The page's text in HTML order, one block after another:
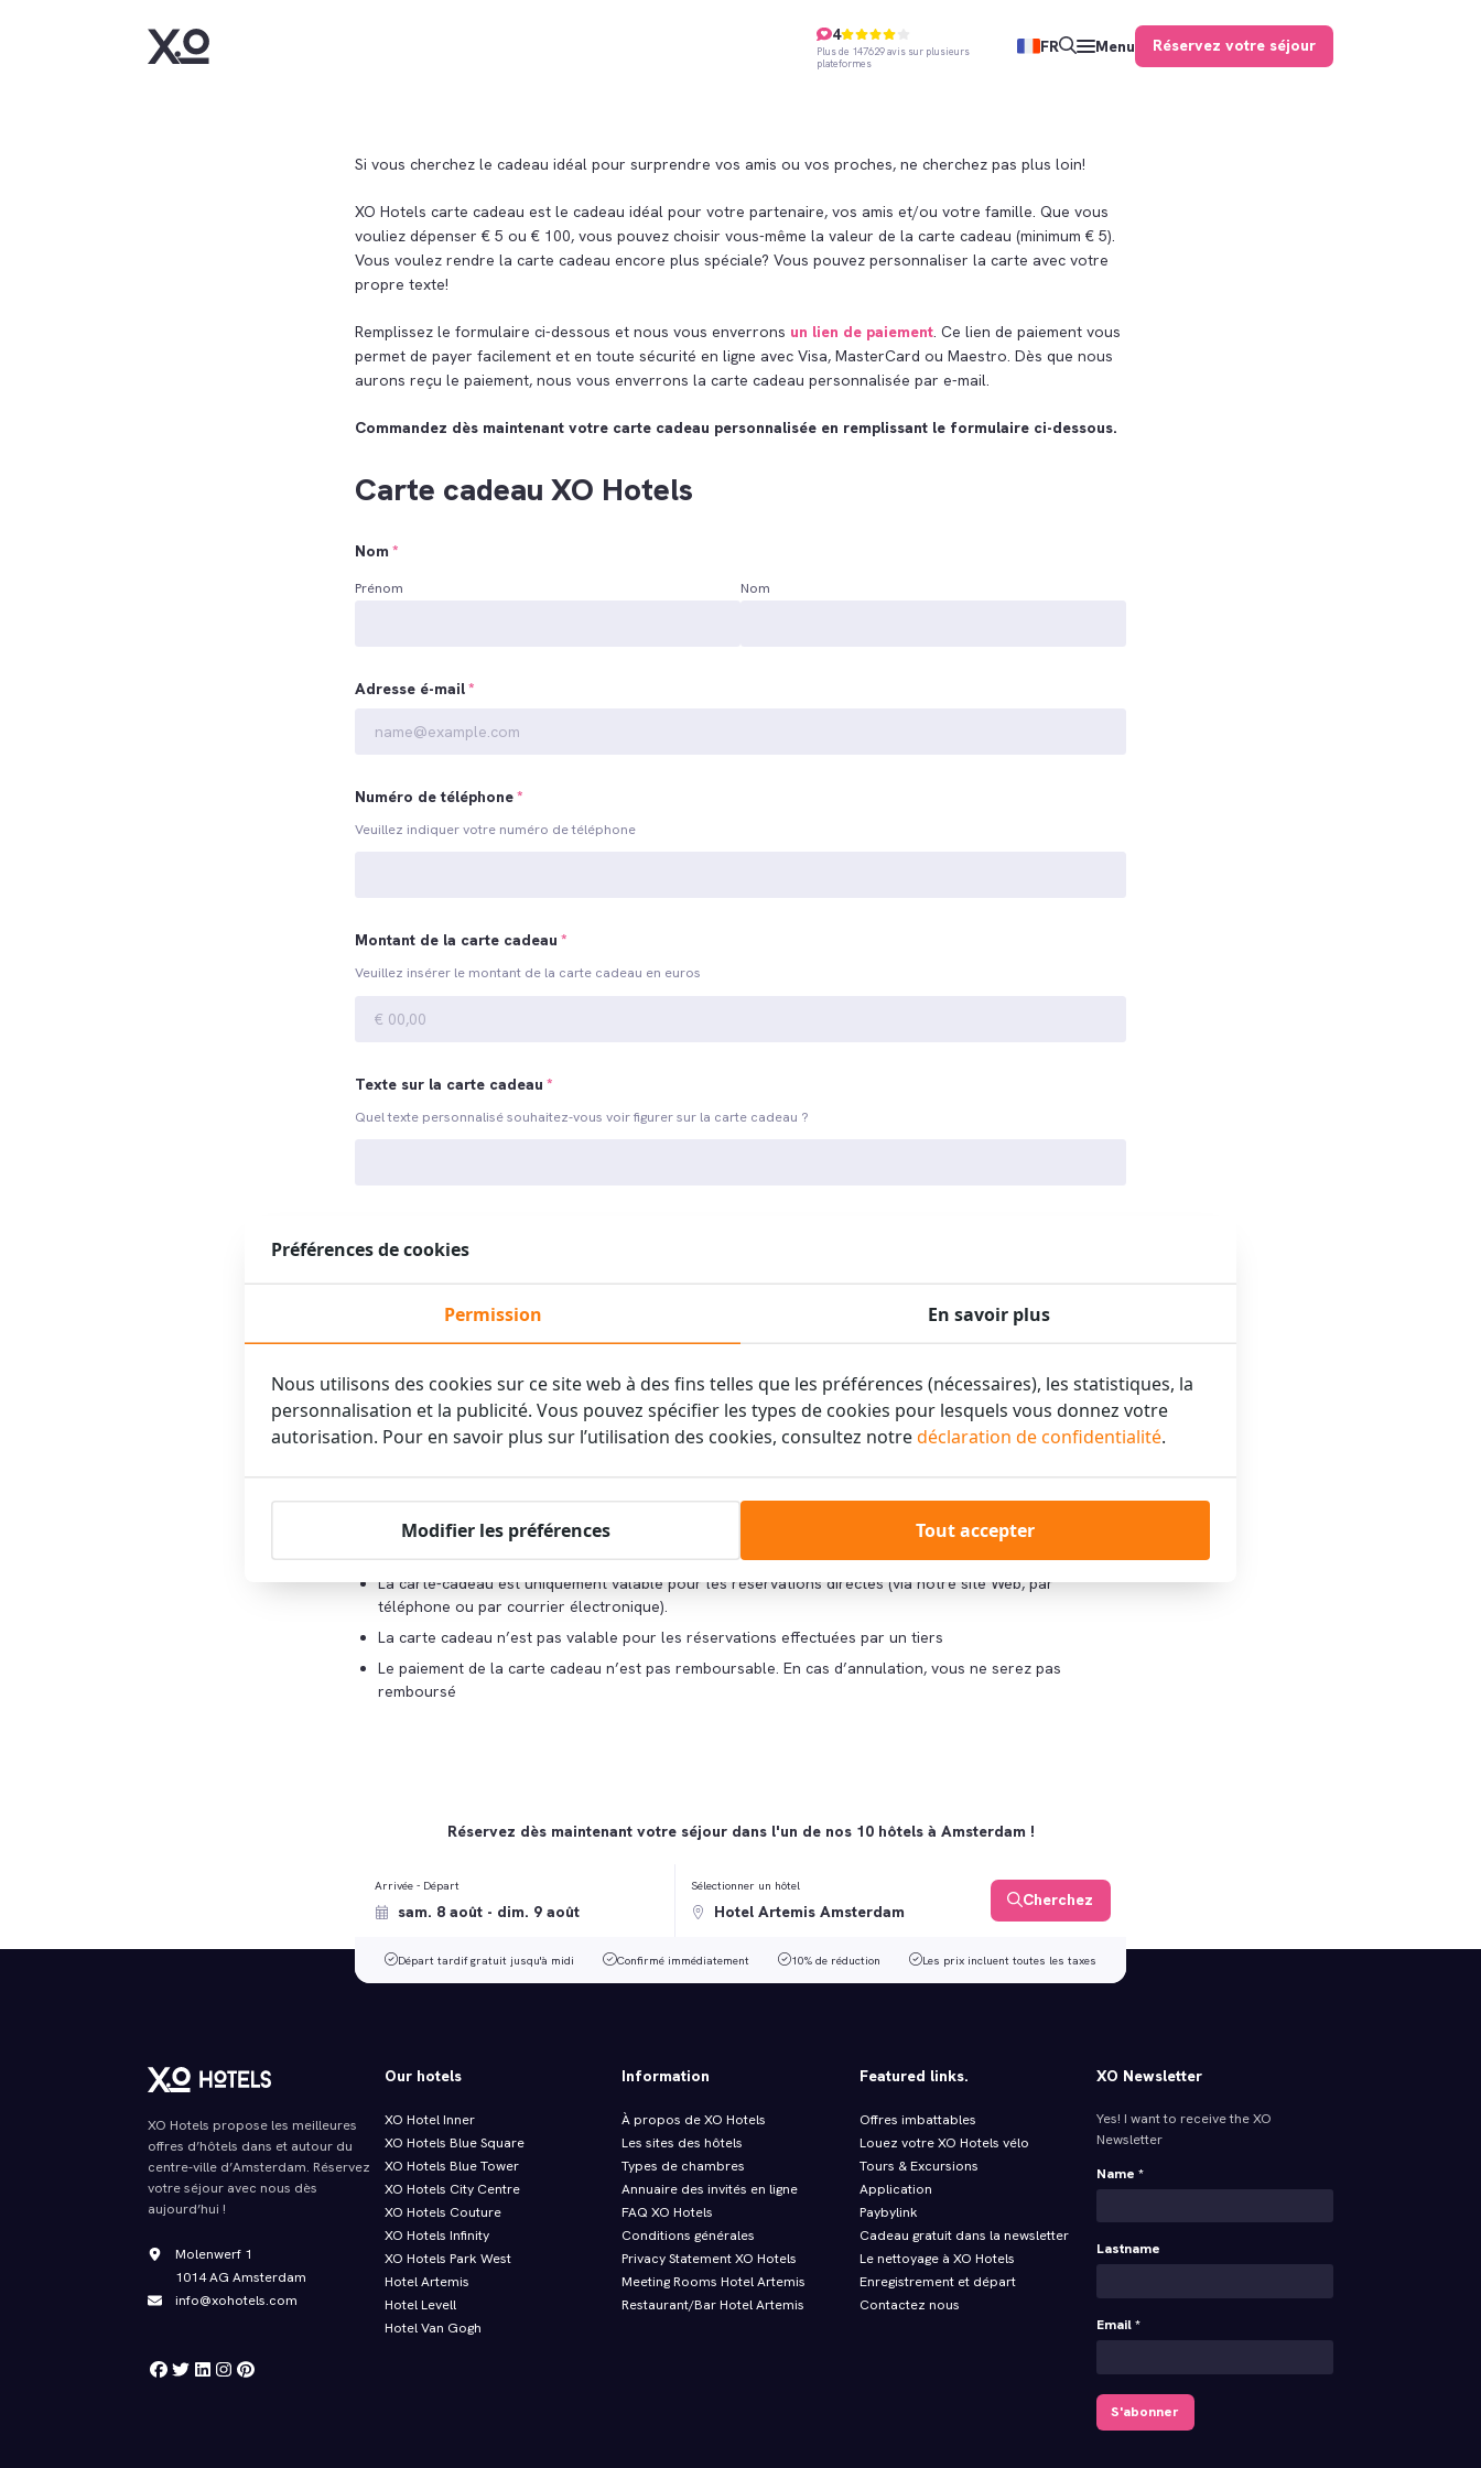
4
Plus de 147629 avis sur plusieurs
plateformes
FR Menu Réservez votre séjour
Si vous cherchez le cadeau idéal pour surprendre vos amis ou vos proches, ne cherchez pas plus loin!
XO Hotels carte cadeau est le cadeau idéal pour votre partenaire, vos amis et/ou votre famille. Que vous
vouliez dépenser € 5 ou € 100, vous pouvez choisir vous-même la valeur de la carte cadeau (minimum € 5).
Vous voulez rendre la carte cadeau encore plus spéciale? Vous pouvez personnaliser la carte avec votre
propre texte!
Remplissez le formulaire ci-dessous et nous vous enverrons un lien de paiement. Ce lien de paiement vous
permet de payer facilement et en toute sécurité en ligne avec Visa, MasterCard ou Maestro. Dès que nous
aurons reçu le paiement, nous vous enverrons la carte cadeau personnalisée par e-mail.
Commandez dès maintenant votre carte cadeau personnalisée en remplissant le formulaire ci-dessous.
Carte cadeau XO Hotels
Nom *
Prénom Nom
Adresse é-mail*
Numéro de téléphone*
Veuillez indiquer votre numéro de téléphone
Montant de la carte cadeau *
Veuillez insérer le montant de la carte cadeau en euros
Texte sur la carte cadeau *
Quel texte personnalisé souhaitez-vous voir figurer sur la carte cadeau ?
Pour quel hôtel souhaitez-vous donner la carte cadeau? Veuillez choisir dans le menu déroulant
Termes et conditions:
La carte cadeau est valable 1 an après réception du paiement
La personne qui utilise la carte-cadeau doit réserver à l’avance, en nous informant que la carte-cadeau
La carte-cadeau est uniquement valable pour les réservations directes (via notre site Web, par
téléphone ou par courrier électronique).
La carte cadeau n’est pas valable pour les réservations effectuées par un tiers
Le paiement de la carte cadeau n’est pas remboursable. En cas d’annulation, vous ne serez pas
remboursé
Réservez dès maintenant votre séjour dans l'un de nos 10 hôtels à Amsterdam !
Arrivée - Départ Sélectionner un hôtel
Cherchez
Départ tardif gratuit jusqu'à midi Confirmé immédiatement 10% de réduction Les prix incluent toutes les taxes
XO Hotels propose les meilleures
offres d’hôtels dans et autour du
centre-ville d’Amsterdam. Réservez
votre séjour avec nous dès
aujourd’hui !
Molenwerf 1
1014 AG Amsterdam
info@xohotels.com
Our hotels
XO Hotel Inner
XO Hotels Blue Square
XO Hotels Blue Tower
XO Hotels City Centre
XO Hotels Couture
XO Hotels Infinity
XO Hotels Park West
Hotel Artemis
Hotel Levell
Hotel Van Gogh
Information
À propos de XO Hotels
Les sites des hôtels
Types de chambres
Annuaire des invités en ligne
FAQ XO Hotels
Conditions générales
Privacy Statement XO Hotels
Meeting Rooms Hotel Artemis
Restaurant/Bar Hotel Artemis
Featured links.
Offres imbattables
Louez votre XO Hotels vélo
Tours & Excursions
Application
Paybylink
Cadeau gratuit dans la newsletter
Le nettoyage à XO Hotels
Enregistrement et départ
Contactez nous
XO Newsletter
Yes! I want to receive the XO
Newsletter
Name *
Lastname
Email *
S'abonner
Préférences de cookies
Permission En savoir plus
Nous utilisons des cookies sur ce site web à des fins telles que les préférences (nécessaires), les statistiques, la
personnalisation et la publicité. Vous pouvez spécifier les types de cookies pour lesquels vous donnez votre
autorisation. Pour en savoir plus sur l’utilisation des cookies, consultez notredéclaration de confidentialité.
Modifier les préférences Tout accepter